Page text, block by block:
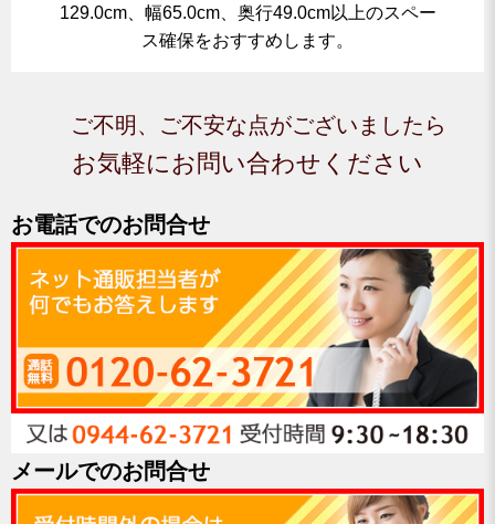
129.0cm、幅65.0cm、奥行49.0cm以上のスペー
ス確保をおすすめします。
ご不明、ご不安な点がございましたら
お気軽にお問い合わせください
お電話でのお問合せ
メールでのお問合せ